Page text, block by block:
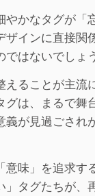
やかなタグが「
ザインに直接関
はないでしょ
えることが主流
グは、まるで舞
義が見過ごされ
意味」を追求す
」タグたちが、